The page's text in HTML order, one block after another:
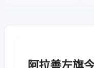
阿拉善左旗